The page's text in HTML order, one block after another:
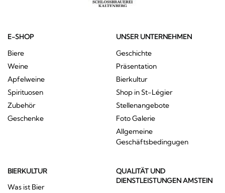
E-SHOP
Biere
Weine
Apfelweine
Spirituosen
Zubehör
Geschenke
UNSER UNTERNEHMEN
Geschichte
Präsentation
Bierkultur
Shop in St-Légier
Stellenangebote
Foto Galerie
Allgemeine
Geschäftsbedingugen
BIERKULTUR
Was ist Bier
QUALITÄT UND
DIENSTLEISTUNGEN AMSTEIN